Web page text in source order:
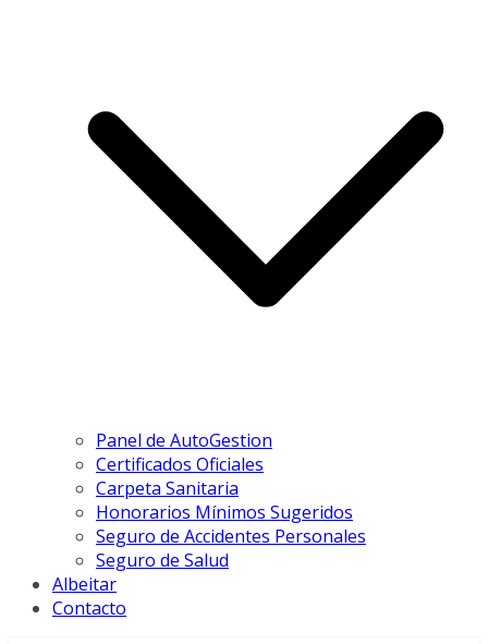
Panel de AutoGestion
Certificados Oficiales
Carpeta Sanitaria
Honorarios Mínimos Sugeridos
Seguro de Accidentes Personales
Seguro de Salud
Albeitar
Contacto